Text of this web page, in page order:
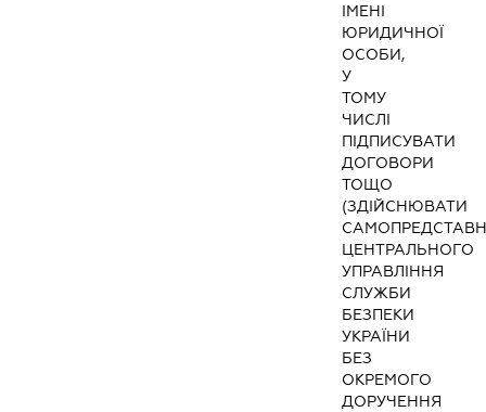
ІМЕНІ
ЮРИДИЧНОЇ
ОСОБИ,
У
ТОМУ
ЧИСЛІ
ПІДПИСУВАТИ
ДОГОВОРИ
ТОЩО
(ЗДІЙСНЮВАТИ
ЦЕНТРАЛЬНОГО
УПРАВЛІННЯ
СЛУЖБИ
БЕЗПЕКИ
УКРАЇНИ
БЕЗ
ОКРЕМОГО
ДОРУЧЕННЯ